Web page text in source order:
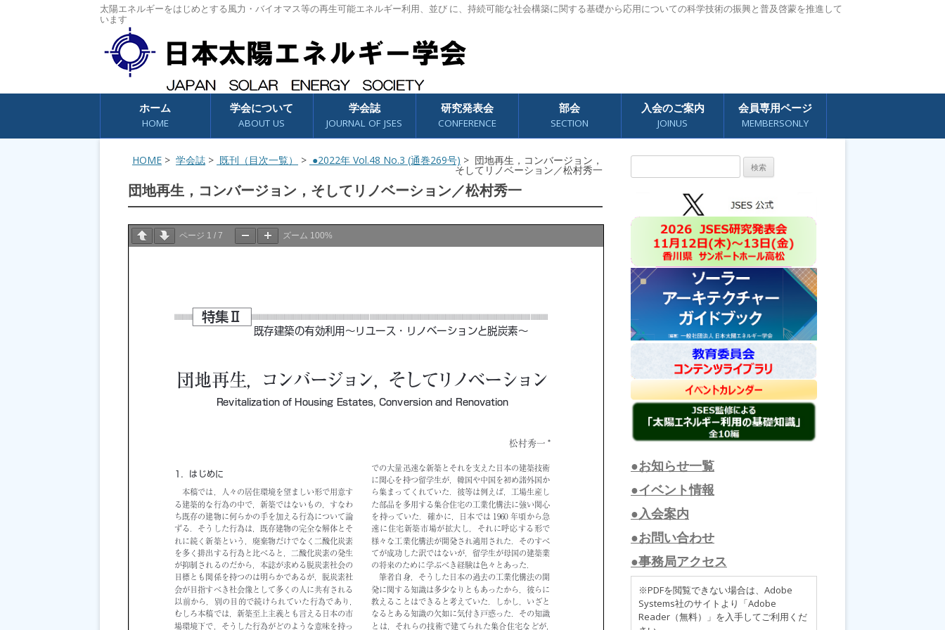
太陽エネルギーをはじめとする風力・バイオマス等の再生可能エネルギー利用、並び に、持続可能な社会構築に関する基礎から応用についての科学技術の振興と普及啓蒙を推進して
います
コンテンツへスキップ
ホーム
HOME
学会について
ABOUT US
学会誌
JOURNAL OF JSES
研究発表会
CONFERENCE
部会
SECTION
入会のご案内
JOINUS
会員専用ページ
MEMBERSONLY
HOME > 学会誌 > 既刊（目次一覧） > ●2022年 Vol.48 No.3 (通巻269号) > 団地再生，コンバージョン，
そしてリノベーション／松村秀一
団地再生，コンバージョン，そしてリノベーション／松村秀一
ページ 1 / 7 ズーム 100%
索:
●お知らせ一覧
●イベント情報
●入会案内
●お問い合わせ
●事務局アクセス
※PDFを閲覧できない場合は、Adobe
Systems社のサイトより「Adobe
Reader（無料）」を入手してご利用くだ